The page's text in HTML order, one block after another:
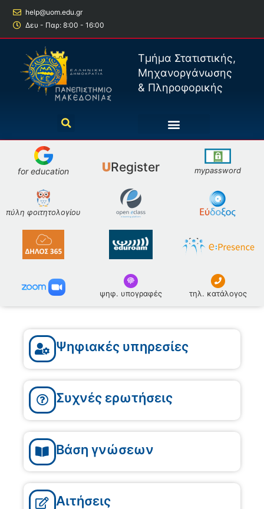
help@uom.edu.gr
Δευ - Παρ: 8:00 - 16:00
Τμήμα Στατιστικής,
Μηχανοργάνωσης
& Πληροφορικής
for education URegister mypassword
πύλη φοιτητολογίου
ψηφ. υπογραφές τηλ. κατάλογος
Ψηφιακές υπηρεσίες
Συχνές ερωτήσεις
Βάση γνώσεων
Αιτήσεις